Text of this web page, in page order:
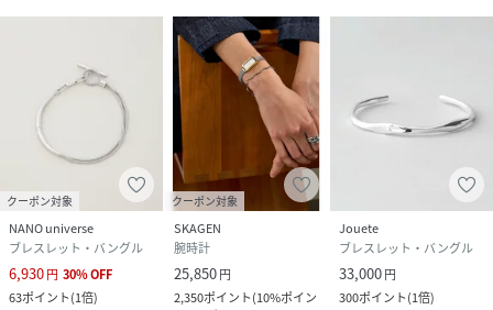
クーポン対象
NANO universe
ブレスレット・バングル
6,930円 30%OFF
63ポイント(1倍)
クーポン対象
SKAGEN
腕時計
25,850円
2,350ポイント(10%ポイン
Jouete
ブレスレット・バングル
33,000円
300ポイント(1倍)